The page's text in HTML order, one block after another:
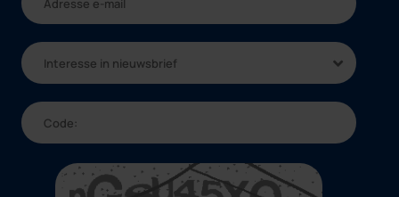
Interesse in nieuwsbrief